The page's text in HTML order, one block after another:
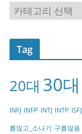
a
t
o
y
Tag
20대 30대
INFJ INFP INTJ INTP ISFJ
름많고_소나기 구름많음